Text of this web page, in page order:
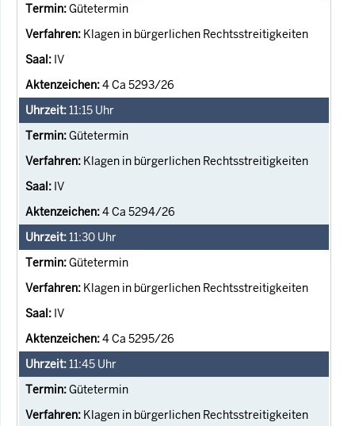
Gütetermin
Klagen in bürgerlichen Rechtsstreitigkeiten
IV
4 Ca 5293/26
11:15 Uhr
Gütetermin
Klagen in bürgerlichen Rechtsstreitigkeiten
IV
4 Ca 5294/26
11:30 Uhr
Gütetermin
Klagen in bürgerlichen Rechtsstreitigkeiten
IV
4 Ca 5295/26
11:45 Uhr
Gütetermin
Klagen in bürgerlichen Rechtsstreitigkeiten